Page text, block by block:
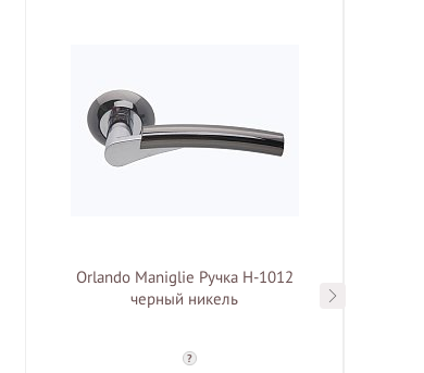
Orlando Maniglie Ручка H-1012
черный никель
?